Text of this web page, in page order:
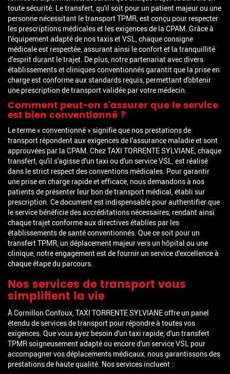
toute sécurité. Le transfert, qu'il soit pour un patient majeur ou une
personne nécessitant le transport TPMR, est conçu pour respecter
les prescriptions médicales et les exigences de la CPAM. Grâce à
l'équipement adapté de nos taxis et VSL, chaque consigne
médicale est respectée, assurant ainsi le confort et la tranquillité
d'esprit durant le trajet. De plus, notre partenariat avec divers
établissements et cliniques conventionnés garantit que la prise en
charge est conforme aux standards requis, permettant d'obtenir
une prescription de transport validée par votre médecin.
Comment peut-on s'assurer que le service
est bien conventionné ?
Le terme « conventionné » signifie que nos prestations de
transport répondent aux exigences de l'assurance maladie et sont
approuvées par la CPAM. Chez TAXI TORRENTE SYLVIANE, chaque
transfert, qu'il s'agisse d'un taxi ou d'un service VSL, est réalisé
dans le strict respect des conventions médicales. Pour garantir
une prise en charge rapide et efficace, nous demandons à nos
patients de présenter leur bon de transport médical, établi sur
prescription. Ce document est indispensable pour authentifier que
le service bénéficie des accréditations nécessaires, rendant ainsi
chaque trajet conforme aux directives établies par les
établissements de santé conventionnés. Que ce soit pour un
transfert TPMR, un déplacement majeur vers un hôpital ou une
clinique, notre engagement est de fournir un service d'excellence à
chaque étape du parcours.
Nos services de transport vous
simplifient la vie
À Cornillon Confoux, TAXI TORRENTE SYLVIANE offre un panel
étendu de services de transport pour répondre à toutes vos
exigences. Que vous ayez besoin d'un taxi rapide, d'un transfert
TPMR soigneusement adapté ou encore d'un service VSL pour
accompagner vos déplacements médicaux, nous garantissons des
prestations de haute qualité. Nos services incluent :